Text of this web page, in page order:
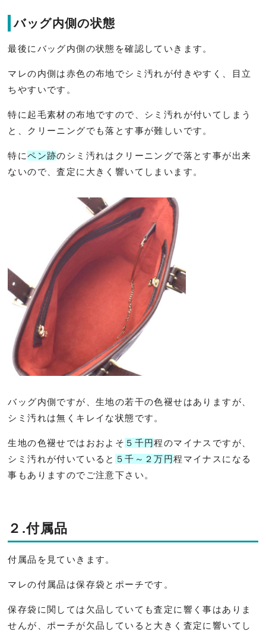
バッグ内側の状態
最後にバッグ内側の状態を確認していきます。
マレの内側は赤色の布地でシミ汚れが付きやすく、目立
ちやすいです。
特に起毛素材の布地ですので、シミ汚れが付いてしまう
と、クリーニングでも落とす事が難しいです。
特にペン跡のシミ汚れはクリーニングで落とす事が出来
ないので、査定に大きく響いてしまいます。
バッグ内側ですが、生地の若干の色褪せはありますが、
シミ汚れは無くキレイな状態です。
生地の色褪せではおおよそ ５千円程のマイナスですが、
シミ汚れが付いていると ５千～２万円程マイナスになる
事もありますのでご注意下さい。
２.付属品
付属品を見ていきます。
マレの付属品は保存袋とポーチです。
保存袋に関しては欠品していても査定に響く事はありま
せんが、ポーチが欠品していると大きく査定に響いてし